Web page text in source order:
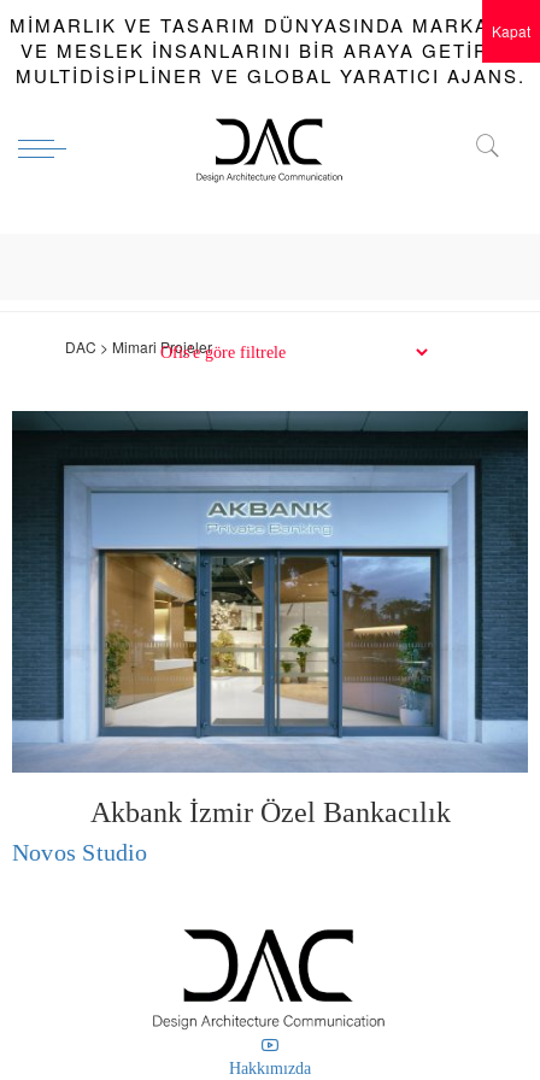
MIMARLIK VE TASARIM DÜNYASINDA MARKALAR
VE MESLEK INSANLARINI BIR ARAYA GETIREN
MULTIDISIPLINER VE GLOBAL YARATICI AJANS.
DAC > Mimari Projeler
Akbank İzmir Özel Bankacılık
Novos Studio
Hakkımızda
Kapat